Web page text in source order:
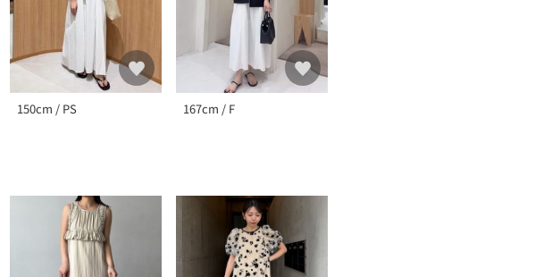
150cm / PS 167cm / F